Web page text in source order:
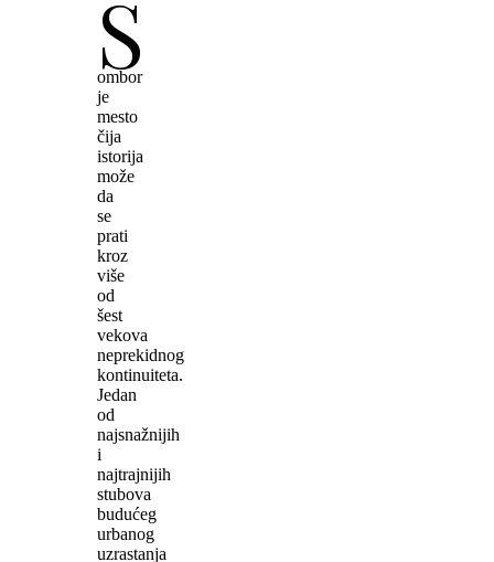
S
ombor
je
mesto
čija
istorija
može
da
se
prati
kroz
više
od
šest
vekova
neprekidnog
kontinuiteta.
Jedan
od
najsnažnijih
i
najtrajnijih
stubova
budućeg
urbanog
uzrastanja